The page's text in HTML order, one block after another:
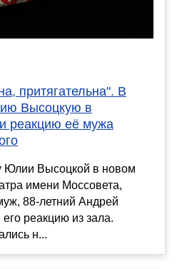
притягательна". В
Высоцкую в
реакцию её мужа
Юлии Высоцкой в новом
имени Моссовета,
88-летний Андрей
реакцию из зала.
н...